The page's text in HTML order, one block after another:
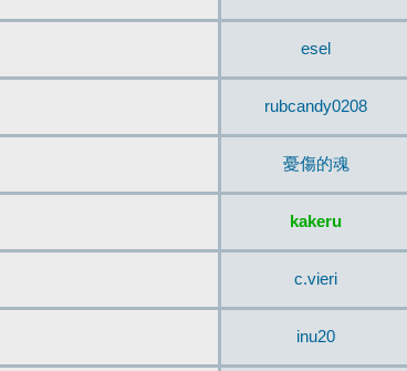
esel
rubcandy0208
憂傷的魂
kakeru
c.vieri
inu20